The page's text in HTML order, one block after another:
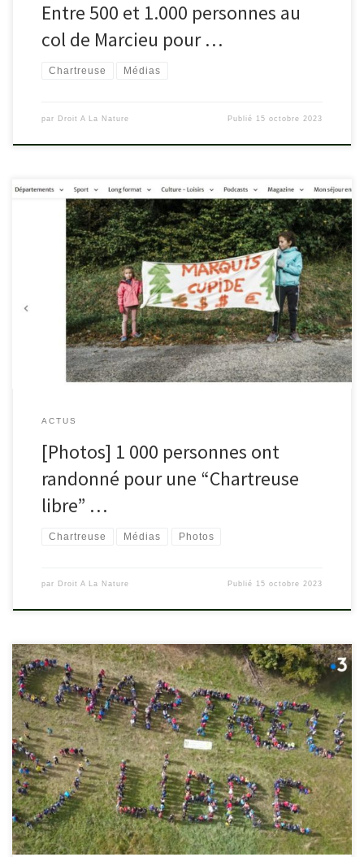
Entre 500 et 1.000 personnes au
col de Marcieu pour …
Chartreuse Médias
par Droit A La Nature Publié 15 octobre 2023
c.ledauphine.com/environnement/2023/10/15/isere-1-000-
personnes-ont-randonne-pour-une-chartreuse-libre
ACTUS
[Photos] 1 000 personnes ont
randonné pour une “Chartreuse
libre” …
Chartreuse Médias Photos
par Droit A La Nature Publié 15 octobre 2023
france3-regions.francetvinfo.fr/auvergne-rhone-alpes/isere/video-
les-gueux-ne-s-arreteront-pas-la-des-centaines-de-manifestants-
randonnent-pour-une-chartreuse-libre-2856734.html